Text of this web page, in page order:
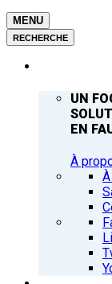
MENU
RECHERCHE
UN
EN
À